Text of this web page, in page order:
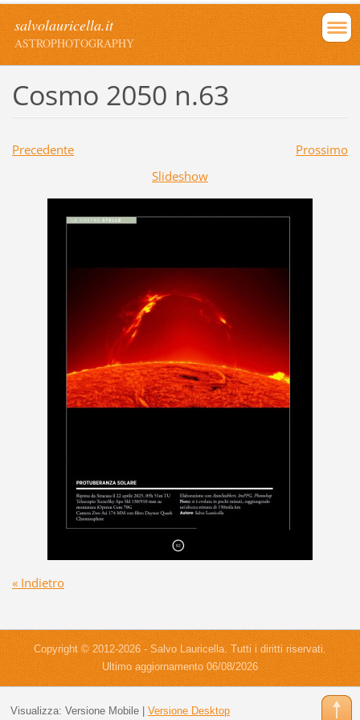
salvolauricella.it
ASTROPHOTOGRAPHY
Cosmo 2050 n.63
Precedente
Prossimo
Slideshow
« Indietro
Copyright © 2012-2026 - Salvo Lauricella. Tutti i diritti riservati.
Ultimo aggiornamento 06/08/2026
Visualizza: Versione Mobile| Versione Desktop